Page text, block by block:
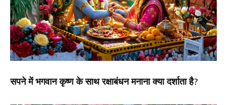
सपने में भगवान कृष्ण के साथ रक्षाबंधन मनाना क्या दर्शाता है?